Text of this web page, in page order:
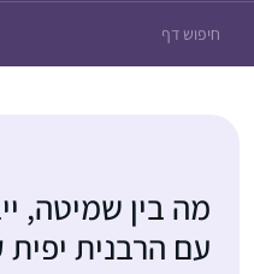
מה בין שמיטה,
עם הרבנית יפית